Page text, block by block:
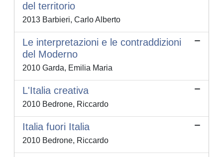
del territorio
2013 Barbieri, Carlo Alberto
Le interpretazioni e le contraddizioni
del Moderno
2010 Garda, Emilia Maria
L'Italia creativa
2010 Bedrone, Riccardo
Italia fuori Italia
2010 Bedrone, Riccardo